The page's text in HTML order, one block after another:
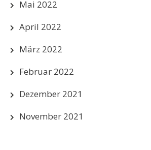
Mai 2022
April 2022
März 2022
Februar 2022
Dezember 2021
November 2021